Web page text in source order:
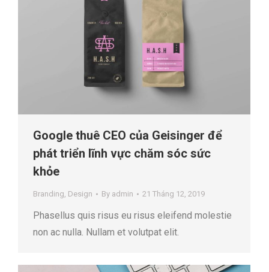
Google thuê CEO của Geisinger để
phát triển lĩnh vực chăm sóc sức
khỏe
Branding, Design By admin 21 Tháng 12, 2019
Phasellus quis risus eu risus eleifend molestie
non ac nulla. Nullam et volutpat elit.